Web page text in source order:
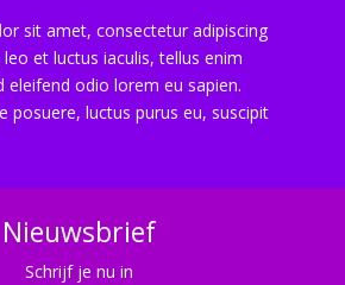
sit amet, consectetur adipiscing
leo et luctus iaculis, tellus enim
eleifend odio lorem eu sapien.
posuere, luctus purus eu, suscipit
Nieuwsbrief
Schrijf je nu in